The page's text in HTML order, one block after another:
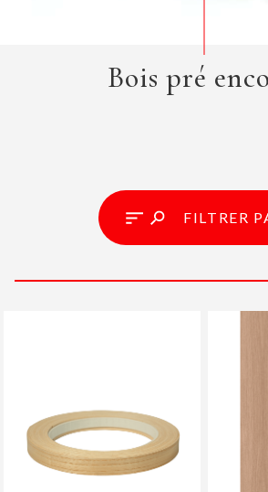
Bois pré
FILTRER